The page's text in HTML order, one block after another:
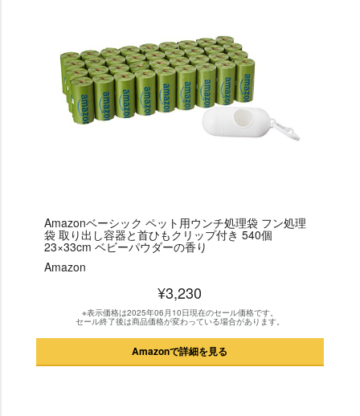
Amazonベーシック ペット用ウンチ処理袋 フン処理
袋 取り出し容器と首ひもクリップ付き 540個
23×33cm ベビーパウダーの香り
Amazon
¥3,230
※表示価格は2025年06月10日現在のセール価格です。
セール終了後は商品価格が変わっている場合があります。
Amazonで詳細を見る